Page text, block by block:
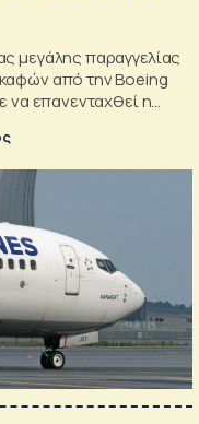
μεγάλης παραγγελίας
από την Boeing
να επανενταχθεί η
35